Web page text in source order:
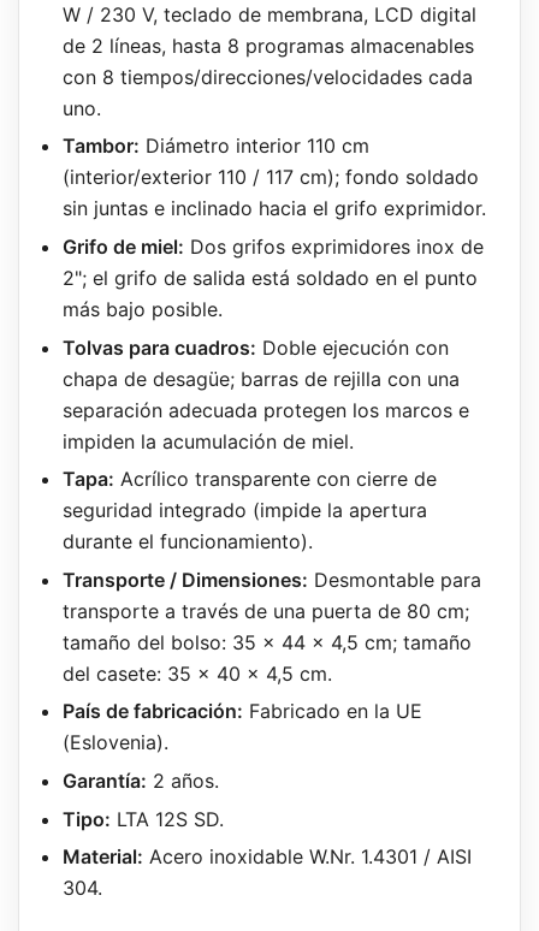
W / 230 V, teclado de membrana, LCD digital
de 2 líneas, hasta 8 programas almacenables
con 8 tiempos/direcciones/velocidades cada
uno.
Tambor: Diámetro interior 110 cm
(interior/exterior 110 / 117 cm); fondo soldado
sin juntas e inclinado hacia el grifo exprimidor.
Grifo de miel: Dos grifos exprimidores inox de
2"; el grifo de salida está soldado en el punto
más bajo posible.
Tolvas para cuadros: Doble ejecución con
chapa de desagüe; barras de rejilla con una
separación adecuada protegen los marcos e
impiden la acumulación de miel.
Tapa: Acrílico transparente con cierre de
seguridad integrado (impide la apertura
durante el funcionamiento).
Transporte / Dimensiones: Desmontable para
transporte a través de una puerta de 80 cm;
tamaño del bolso: 35 x 44 x 4,5 cm; tamaño
del casete: 35 x 40 x 4,5 cm.
País de fabricación: Fabricado en la UE
(Eslovenia).
Garantía: 2 años.
Tipo: LTA 12S SD.
Material: Acero inoxidable W.Nr. 1.4301 / AISI
304.